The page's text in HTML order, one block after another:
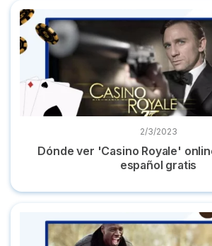
Dónde ver 'Casino Royale' online
2/3/2023
Dónde ver 'Casino Royale'
español gratis
Dónde ver 'Intocable' la película gratis y